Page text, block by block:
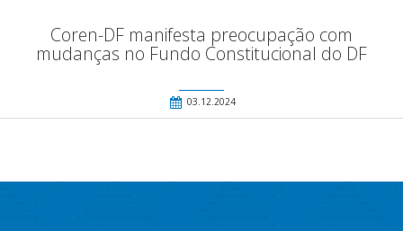
Coren-DF manifesta preocupação com
mudanças no Fundo Constitucional do DF
03.12.2024